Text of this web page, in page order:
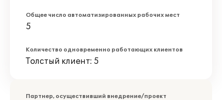
Общее число автоматизированных рабочих мест
5
Количество одновременно работающих клиентов
Толстый клиент: 5
Партнер, осуществивший внедрение/проект